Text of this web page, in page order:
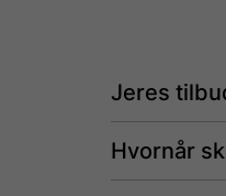
Jeres
Hvornår